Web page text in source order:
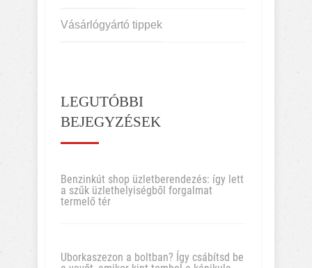
Vásárlógyártó tippek
LEGUTÓBBI
BEJEGYZÉSEK
Benzinkút shop üzletberendezés: így lett
a szűk üzlethelyiségből forgalmat
termelő tér
Uborkaszezon a boltban? Így csábítsd be